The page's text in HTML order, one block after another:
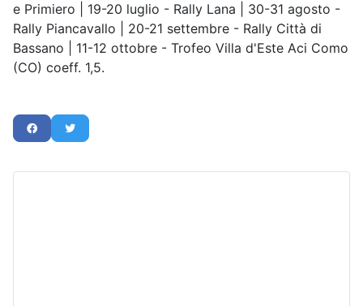
e Primiero | 19-20 luglio - Rally Lana | 30-31 agosto -
Rally Piancavallo | 20-21 settembre - Rally Città di
Bassano | 11-12 ottobre - Trofeo Villa d'Este Aci Como
(CO) coeff. 1,5.